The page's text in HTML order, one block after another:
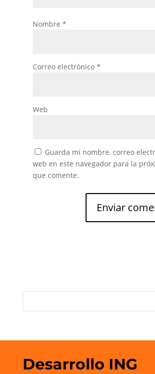
Nombre *
Correo electrónico *
Web
Guarda mi nombre, correo
web en este navegador para la
que comente.
Desarrollo ING